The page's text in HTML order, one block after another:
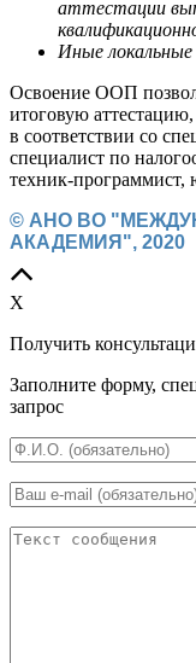
аттестации
Иные
Освоение ООП
итоговую
в соответствии со
специалист по
техник-программист,
© АНО ВО
АКАДЕМИЯ", 2020
X
Получить
Заполните форму,
запрос